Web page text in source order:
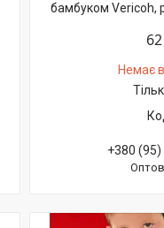
бамбуком Vericoh,
Немає
+380